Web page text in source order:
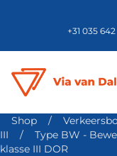
+31 035
Shop /
III
/ Type BW -
klasse III DOR